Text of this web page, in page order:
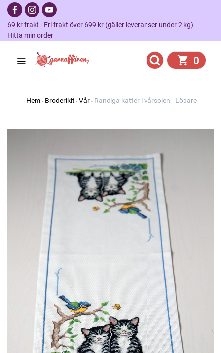
69 kr frakt - Fri frakt över 699 kr (gäller leveranser under 2 kg)
Hitta min order
0
Hem Broderikit Vår Randiga katter i vårsolen - Löpare